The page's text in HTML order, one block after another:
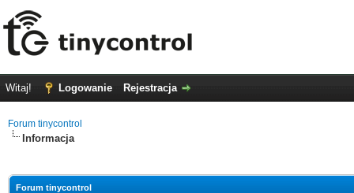
Witaj! Logowanie Rejestracja
Forum tinycontrol
Informacja
Forum tinycontrol